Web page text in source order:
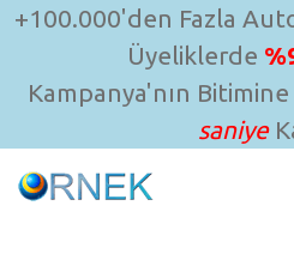
+100.000'den Fazla
Üyeliklerde
Kampanya'nın Bitimine
saniye